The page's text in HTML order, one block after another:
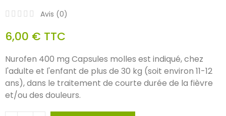
Avis (0)
6,00 € TTC
Nurofen 400 mg Capsules molles est indiqué, chez
l'adulte et l'enfant de plus de 30 kg (soit environ 11-12
ans), dans le traitement de courte durée de la fièvre
et/ou des douleurs.